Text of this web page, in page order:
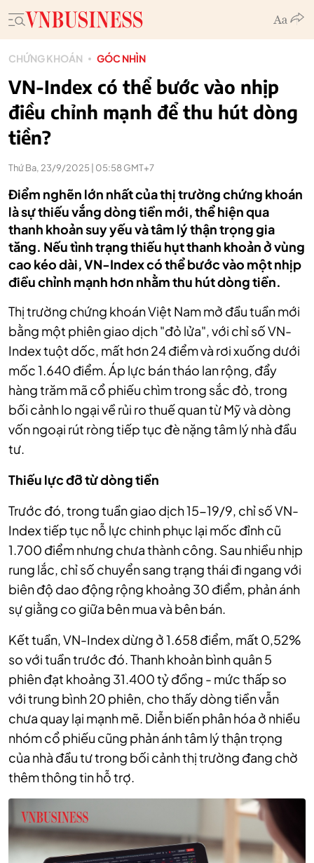
CHỨNG KHOÁN GÓC NHÌN
VN-Index có thể bước vào nhịp
điều chỉnh mạnh để thu hút dòng
tiền?
Thứ Ba, 23/9/2025 | 05:58 GMT+7
Điểm nghẽn lớn nhất của thị trường chứng khoán
là sự thiếu vắng dòng tiền mới, thể hiện qua
thanh khoản suy yếu và tâm lý thận trọng gia
tăng. Nếu tình trạng thiếu hụt thanh khoản ở vùng
cao kéo dài, VN-Index có thể bước vào một nhịp
điều chỉnh mạnh hơn nhằm thu hút dòng tiền.
Thị trường chứng khoán Việt Nam mở đầu tuần mới
bằng một phiên giao dịch "đỏ lửa", với chỉ số VN-
Index tuột dốc, mất hơn 24 điểm và rơi xuống dưới
mốc 1.640 điểm. Áp lực bán tháo lan rộng, đẩy
hàng trăm mã cổ phiếu chìm trong sắc đỏ, trong
bối cảnh lo ngại về rủi ro thuế quan từ Mỹ và dòng
vốn ngoại rút ròng tiếp tục đè nặng tâm lý nhà đầu
tư.
Thiếu lực đỡ từ dòng tiền
Trước đó, trong tuần giao dịch 15-19/9, chỉ số VN-
Index tiếp tục nỗ lực chinh phục lại mốc đỉnh cũ
1.700 điểm nhưng chưa thành công. Sau nhiều nhịp
rung lắc, chỉ số chuyển sang trạng thái đi ngang với
biên độ dao động rộng khoảng 30 điểm, phản ánh
sự giằng co giữa bên mua và bên bán.
Kết tuần, VN-Index dừng ở 1.658 điểm, mất 0,52%
so với tuần trước đó. Thanh khoản bình quân 5
phiên đạt khoảng 31.400 tỷ đồng - mức thấp so
với trung bình 20 phiên, cho thấy dòng tiền vẫn
chưa quay lại mạnh mẽ. Diễn biến phân hóa ở nhiều
nhóm cổ phiếu cũng phản ánh tâm lý thận trọng
của nhà đầu tư trong bối cảnh thị trường đang chờ
thêm thông tin hỗ trợ.